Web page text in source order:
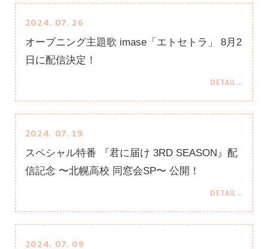
2024. 07. 26
オープニング主題歌 imase「エトセトラ」 8月2
日に配信決定！
2024. 07. 19
スペシャル特番 『君に届け 3RD SEASON』配
信記念 〜北幌高校 同窓会SP〜 公開！
2024. 07. 09